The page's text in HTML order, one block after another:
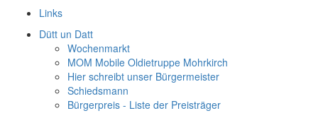
Links
Dütt un Datt
Wochenmarkt
MOM Mobile Oldietruppe Mohrkirch
Hier schreibt unser Bürgermeister
Schiedsmann
Bürgerpreis - Liste der Preisträger